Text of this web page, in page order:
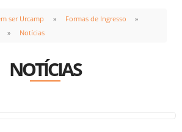
ser Urcamp
Formas de Ingresso
Notícias
NOTÍCIAS